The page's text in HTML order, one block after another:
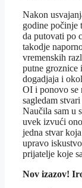
Nakon
godine počinje
da putovati po
takodje
vremenskih
putne groznice
dogadjaja i
OI i ponovo se
sagledam
Naučila sam u
uvek izvući
jedna stvar
upravo
prijatelje koje
Nov izazov!